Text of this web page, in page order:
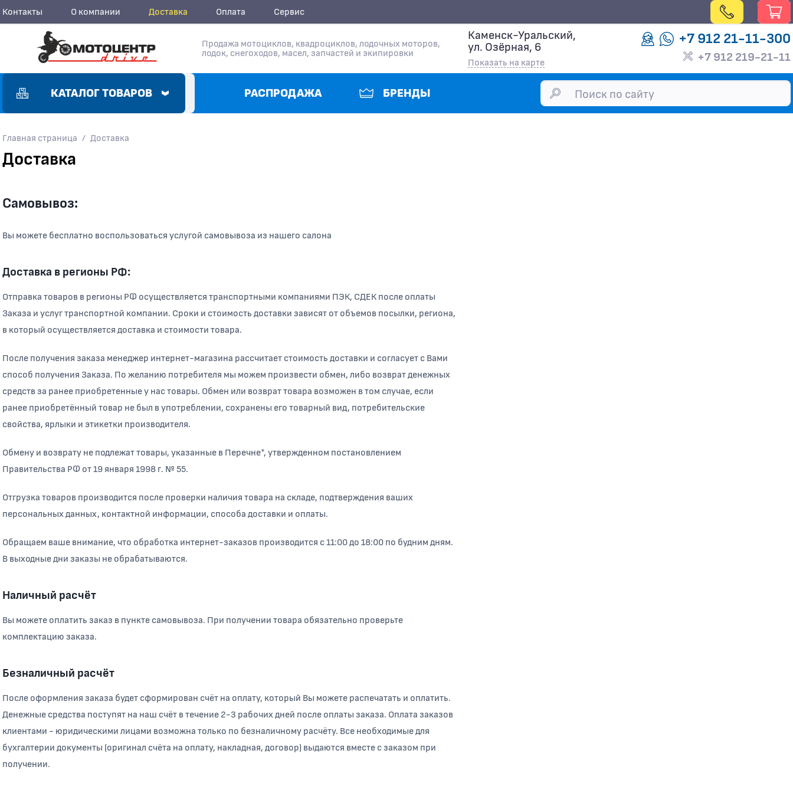
Контакты О компании Доставка Оплата Сервис
Продажа мотоциклов, квадроциклов, лодочных моторов,
лодок, снегоходов, масел, запчастей и экипировки
Каменск-Уральский,
ул. Озёрная, 6
Показать на карте
+7 912 21-11-300
+7 912 219-21-11
КАТАЛОГ ТОВАРОВ РАСПРОДАЖА БРЕНДЫ
Главная страница / Доставка
Доставка
Самовывоз:
Вы можете бесплатно воспользоваться услугой самовывоза из нашего салона
Доставка в регионы РФ:
Отправка товаров в регионы РФ осуществляется транспортными компаниями ПЭК, СДЕК после оплаты
Заказа и услуг транспортной компании. Сроки и стоимость доставки зависят от объемов посылки, региона,
в который осуществляется доставка и стоимости товара.
После получения заказа менеджер интернет-магазина рассчитает стоимость доставки и согласует с Вами
способ получения Заказа. По желанию потребителя мы можем произвести обмен, либо возврат денежных
средств за ранее приобретенные у нас товары. Обмен или возврат товара возможен в том случае, если
ранее приобретённый товар не был в употреблении, сохранены его товарный вид, потребительские
свойства, ярлыки и этикетки производителя.
Обмену и возврату не подлежат товары, указанные в Перечне*, утвержденном постановлением
Правительства РФ от 19 января 1998 г. № 55.
Отгрузка товаров производится после проверки наличия товара на складе, подтверждения ваших
персональных данных, контактной информации, способа доставки и оплаты.
Обращаем ваше внимание, что обработка интернет-заказов производится с 11:00 до 18:00 по будним дням.
В выходные дни заказы не обрабатываются.
Наличный расчёт
Вы можете оплатить заказ в пункте самовывоза. При получении товара обязательно проверьте
комплектацию заказа.
Безналичный расчёт
После оформления заказа будет сформирован счёт на оплату, который Вы можете распечатать и оплатить.
Денежные средства поступят на наш счёт в течение 2-3 рабочих дней после оплаты заказа. Оплата заказов
клиентами - юридическими лицами возможна только по безналичному расчёту. Все необходимые для
бухгалтерии документы (оригинал счёта на оплату, накладная, договор) выдаются вместе с заказом при
получении.